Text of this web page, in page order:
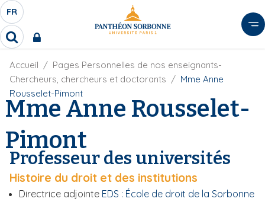
A
l
l
e
S
É
L
E
C
T
E
U
R
D
E
L
F
R
FR
R
c
h
e
r
c
e
r
F
i
d
'
A
r
i
a
n
e
Accueil
Pages Personnelles de nos enseignants-
Chercheurs, chercheurs et doctorants
Mme Anne
Rousselet-Pimont
Mme Anne Rousselet-
Pimont
Professeur des universités
Histoire du droit et des institutions
Directrice adjointe EDS : École de droit de la Sorbonne